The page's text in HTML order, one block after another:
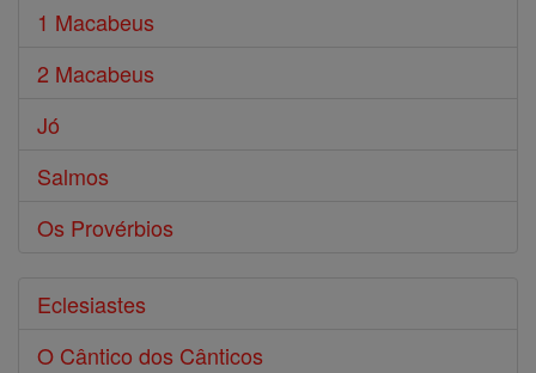
1 Macabeus
2 Macabeus
Jó
Salmos
Os Provérbios
Eclesiastes
O Cântico dos Cânticos